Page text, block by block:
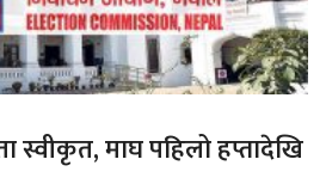
स्वीकृत, माघ पहिलो हप्तादेखि